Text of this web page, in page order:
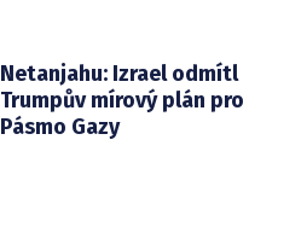
Netanjahu: Izrael odmítl
Trumpův mírový plán pro
Pásmo Gazy